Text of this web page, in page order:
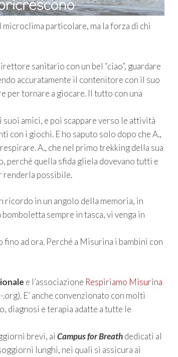
particolare, ma la forza di chi
sanitario con un bel “ciao”, guardare
accuratamente il contenitore con il suo
per tornare a giocare. Il tutto con una
amici, e poi scappare verso le attività
i giochi. E ho saputo solo dopo che A.,
A., che nel primo trekking della sua
perché quella sfida gliela dovevano tutti e
renderla possibile.
ricordo in un angolo della memoria, in
sempre in tasca, vi venga in
ad ora. Perché a Misurina i bambini con
e l’associazione Respiriamo Misurina
E’ anche convenzionato con molti
diagnosi e terapia adatte a tutte le
brevi, ai Campus for Breathdedicati al
lunghi, nei quali si assicura ai